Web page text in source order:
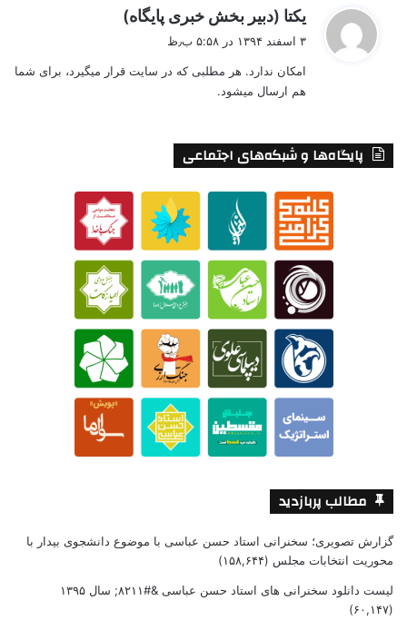
یکتا (دبیر بخش خبری پایگاه)
:
۳ اسفند ۱۳۹۴ در ۵:۵۸ ب٫ظ
امکان ندارد. هر مطلبی که در سایت قرار میگیرد، برای شما
هم ارسال میشود.
پایگاه‌ها و شبکه‌های اجتماعی
مطالب پربازدید
گزارش تصویری؛ سخنرانی استاد حسن عباسی با موضوع دانشجوی بیدار با
محوریت انتخابات مجلس (۱۵۸,۶۴۴)
لیست دانلود سخنرانی های استاد حسن عباسی &#۸۲۱۱; سال ۱۳۹۵
(۶۰,۱۴۷)